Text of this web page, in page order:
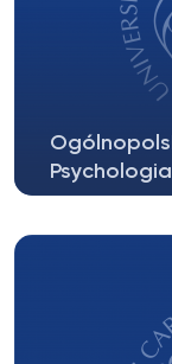
Psychologia
POL: https://